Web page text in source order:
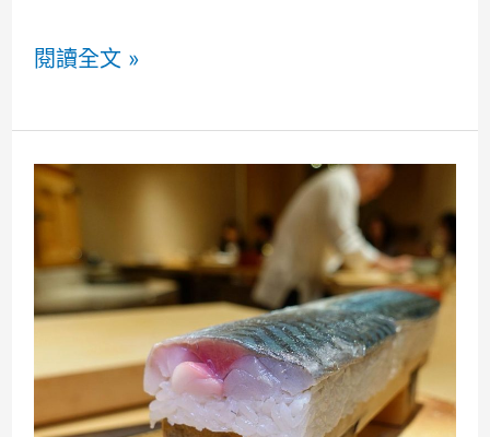
有
次
台
大
安
一
冠
割
日
料
閱讀全文 »